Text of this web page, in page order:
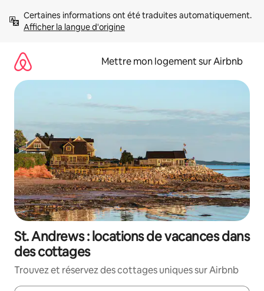
directement
Afficher la langue d'origine
Mettre mon logement sur Airbnb
St. Andrews : locations de vacances dans
des cottages
Trouvez et réservez des cottages uniques sur Airbnb